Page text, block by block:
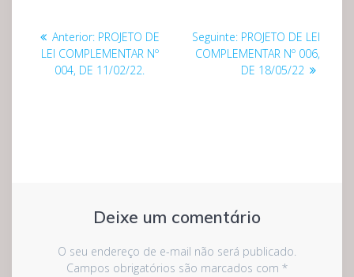
Navegação
de
Anterior: Post
anterior:
PROJETO DE
LEI COMPLEMENTAR Nº
004, DE 11/02/22.
Seguinte: Post
seguinte:
PROJETO DE LEI
COMPLEMENTAR Nº 006,
DE 18/05/22
Deixe um comentário
O seu endereço de e-mail não será publicado.
Campos obrigatórios são marcados com *